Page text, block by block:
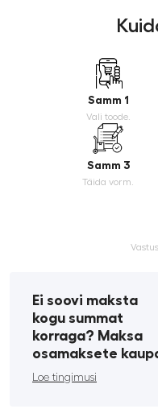
Samm 1
Vali toode.
Samm 3
Täida vorm.
Ei soovi maksta
kogu summat
korraga? Maksa
osamaksete
Loe tingimusi